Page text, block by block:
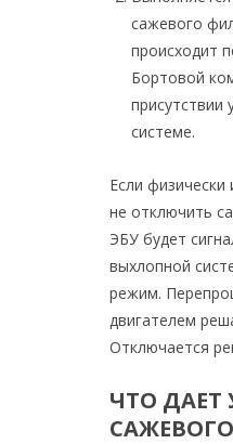
сажевого
происходит
Бортовой
присутствии
системе.
Если
не отключить
ЭБУ будет
выхлопной
режим.
двигателем
Отключается
ЧТО ДАЕТ